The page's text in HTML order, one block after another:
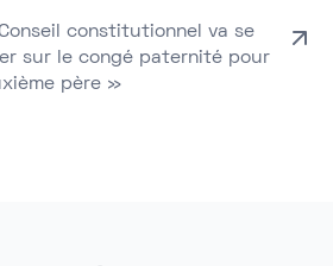
Conseil constitutionnel va se
sur le congé paternité pour
père »